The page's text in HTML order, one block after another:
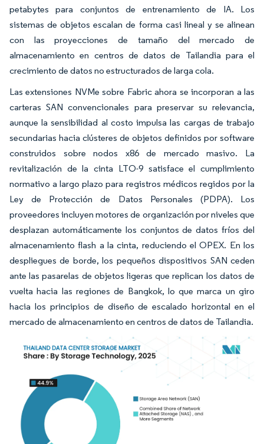
petabytes para conjuntos de entrenamiento de IA. Los
sistemas de objetos escalan de forma casi lineal y se alinean
con las proyecciones de tamaño del mercado de
almacenamiento en centros de datos de Tailandia para el
crecimiento de datos no estructurados de larga cola.
Las extensiones NVMe sobre Fabric ahora se incorporan a las
carteras SAN convencionales para preservar su relevancia,
aunque la sensibilidad al costo impulsa las cargas de trabajo
secundarias hacia clústeres de objetos definidos por software
construidos sobre nodos x86 de mercado masivo. La
revitalización de la cinta LTO-9 satisface el cumplimiento
normativo a largo plazo para registros médicos regidos por la
Ley de Protección de Datos Personales (PDPA). Los
proveedores incluyen motores de organización por niveles que
desplazan automáticamente los conjuntos de datos fríos del
almacenamiento flash a la cinta, reduciendo el OPEX. En los
despliegues de borde, los pequeños dispositivos SAN ceden
ante las pasarelas de objetos ligeras que replican los datos de
vuelta hacia las regiones de Bangkok, lo que marca un giro
hacia los principios de diseño de escalado horizontal en el
mercado de almacenamiento en centros de datos de Tailandia.